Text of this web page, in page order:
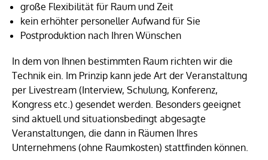
große Flexibilität für Raum und Zeit
kein erhöhter personeller Aufwand für Sie
Postproduktion nach Ihren Wünschen
In dem von Ihnen bestimmten Raum richten wir die
Technik ein. Im Prinzip kann jede Art der Veranstaltung
per Livestream (Interview, Schulung, Konferenz,
Kongress etc.) gesendet werden. Besonders geeignet
sind aktuell und situationsbedingt abgesagte
Veranstaltungen, die dann in Räumen Ihres
Unternehmens (ohne Raumkosten) stattfinden können.